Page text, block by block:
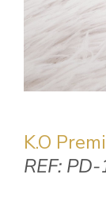
K.O
REF: